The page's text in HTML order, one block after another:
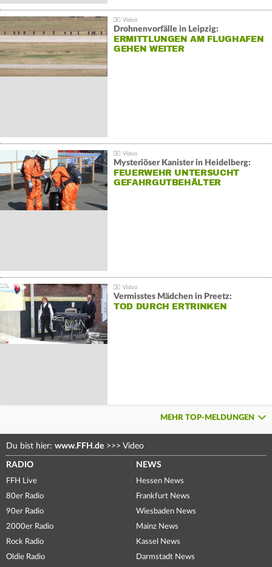
Drohnenvorfälle in Leipzig:
ERMITTLUNGEN AM FLUGHAFEN
GEHEN WEITER
Mysteriöser Kanister in Heidelberg:
FEUERWEHR UNTERSUCHT
GEFAHRGUTBEHÄLTER
Vermisstes Mädchen in Preetz:
TOD DURCH ERTRINKEN
MEHR TOP-MELDUNGEN
Du bist hier: www.FFH.de >>> Video
RADIO
FFH Live
80er Radio
90er Radio
2000er Radio
Rock Radio
Oldie Radio
NEWS
Hessen News
Frankfurt News
Wiesbaden News
Mainz News
Kassel News
Darmstadt News